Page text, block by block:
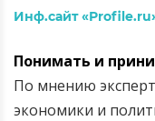
Инф.сайт
Понимать и
По мнению
экономики и